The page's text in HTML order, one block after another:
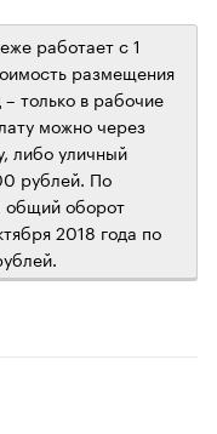
работает с 1
размещения
только в рабочие
можно через
либо уличный
рублей. По
общий оборот
2018 года по